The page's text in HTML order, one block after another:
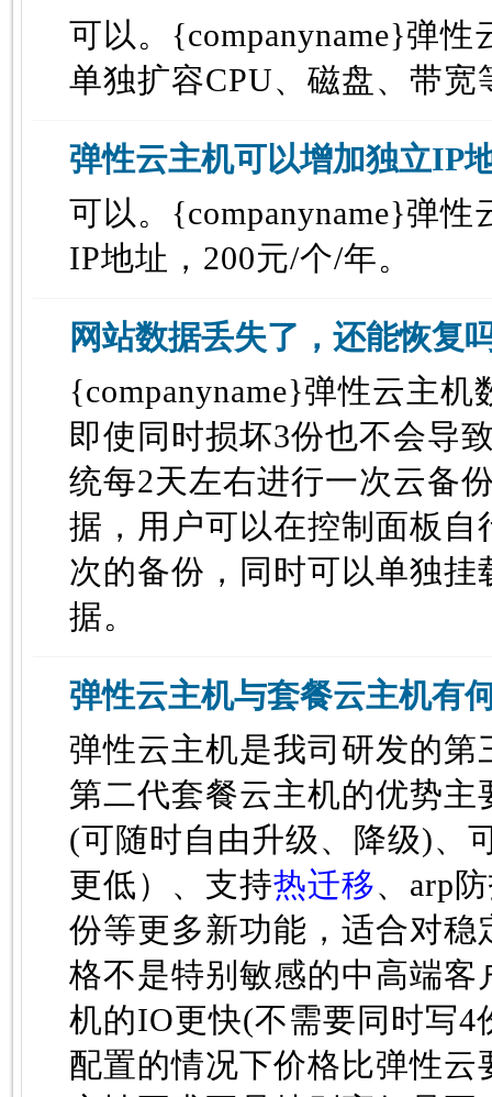
可以。{companyname}弹
单独扩容CPU、磁盘、带宽
弹性云主机可以增加独立IP
可以。{companyname}弹
IP地址，200元/个/年。
网站数据丢失了，还能恢复
{companyname}弹性云主
即使同时损坏3份也不会导
统每2天左右进行一次云备
据，用户可以在控制面板自
次的备份，同时可以单独挂
据。
弹性云主机与套餐云主机有
弹性云主机是我司研发的第
第二代套餐云主机的优势主
(可随时自由升级、降级)、
更低）、支持热迁移、arp
份等更多新功能，适合对稳
格不是特别敏感的中高端客
机的IO更快(不需要同时写4
配置的情况下价格比弹性云